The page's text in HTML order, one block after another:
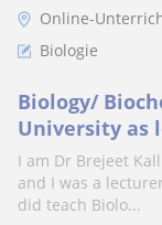
Online-
Biologie
Biology/
University as
I am Dr Brejeet
and I was a
did teach Biolo...